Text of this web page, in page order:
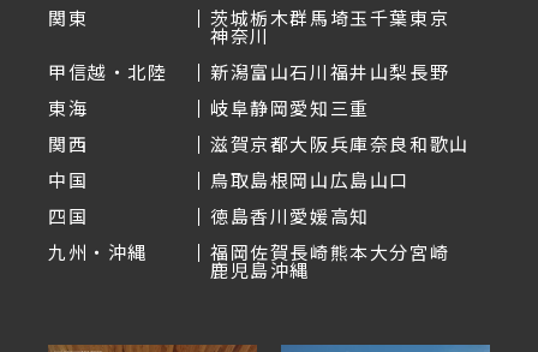
関東
茨城栃木群馬埼玉千葉東京
神奈川
甲信越・北陸
新潟富山石川福井山梨長野
東海
岐阜静岡愛知三重
関西
滋賀京都大阪兵庫奈良和歌山
中国
鳥取島根岡山広島山口
四国
徳島香川愛媛高知
九州・沖縄
福岡佐賀長崎熊本大分宮崎
鹿児島沖縄